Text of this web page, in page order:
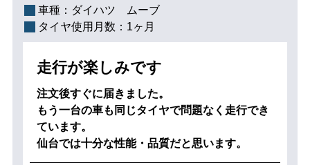
車種： ダイハツ ムーブ
タイヤ使用月数： 1ヶ月
走行が楽しみです
注文後すぐに届きました。
もう一台の車も同じタイヤで問題なく走行でき
ています。
仙台では十分な性能・品質だと思います。